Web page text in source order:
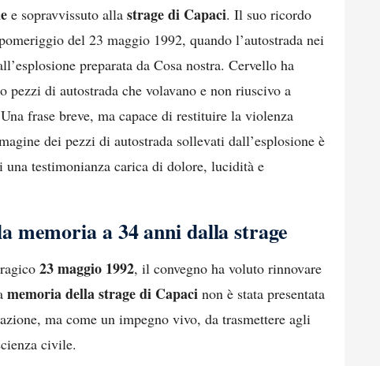
e sopravvissuto alla strage di Capaci. Il suo ricordo
del 23 maggio 1992, quando l’autostrada nei
preparata da Cosa nostra. Cervello ha
pezzi di autostrada che volavano e non riuscivo a
frase breve, ma capace di restituire la violenza
dei pezzi di autostrada sollevati dall’esplosione è
testimonianza carica di dolore, lucidità e
memoria a 34 anni dalla strage
23 maggio 1992, il convegno ha voluto rinnovare
memoria della strage di Capaci non è stata presentata
ma come un impegno vivo, da trasmettere agli
civile.